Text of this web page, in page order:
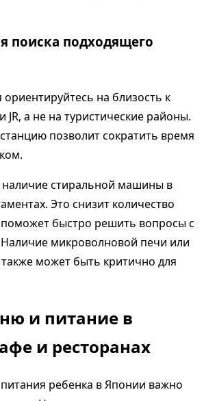
поиска подходящего
на близость к
JR, а не на туристические районы.
позволит сократить время
стиральной машины в
Это снизит количество
быстро решить вопросы с
микроволновой печи или
может быть критично для
и питание в
и ресторанах
ребенка в Японии важно